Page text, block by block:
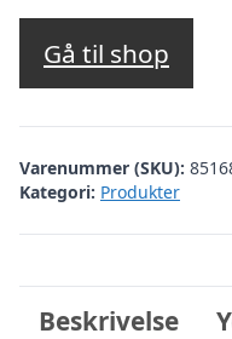
Gå til shop
Varenummer (SKU):
Kategori: Produkter
Beskrivelse